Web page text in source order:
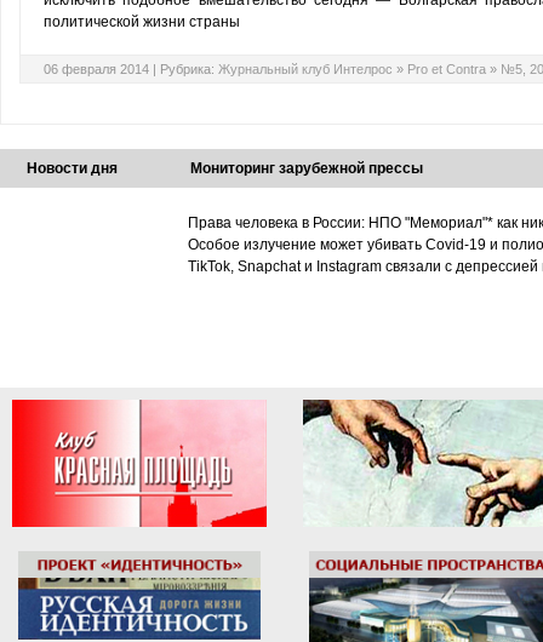
политической жизни страны
06 февраля 2014 | Рубрика: Журнальный клуб Интелрос » Pro et Contra » №5,
Новости дня Мониторинг зарубежной прессы
Права человека в России: НПО "Мемориал"* как
Особое излучение может убивать Covid-19 и
TikTok, Snapchat и Instagram связали с